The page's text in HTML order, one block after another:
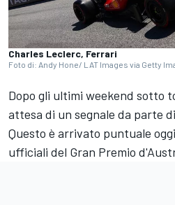
Charles Leclerc, Ferrari
Foto di: Andy Hone/ LAT Images via Getty
Dopo gli ultimi weekend sotto
attesa di un segnale da parte
Questo è arrivato puntuale
ufficiali del Gran Premio